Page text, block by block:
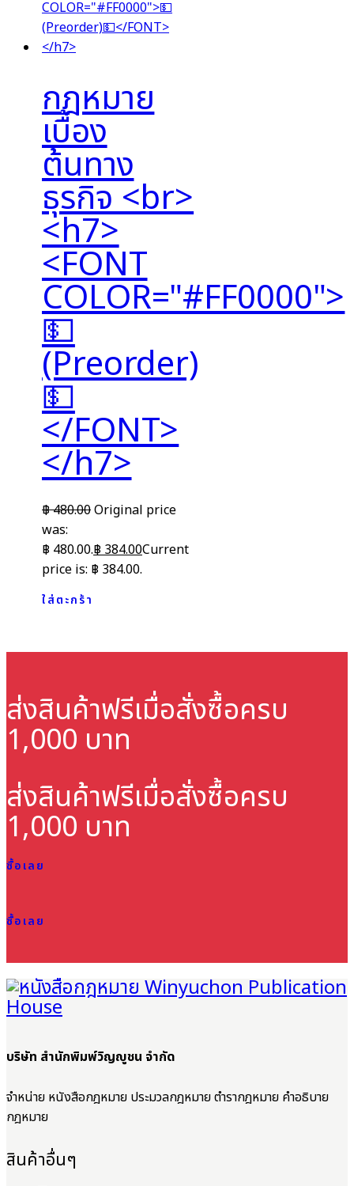
กฎหมาย
เบื้อง
ต้นทาง
ธุรกิจ <br>
<h7>
<FONT
COLOR="#FF0000">
💵
(Preorder)
💵
</FONT>
</h7>
฿480.00Original price
was:
฿ 480.00.฿ 384.00Current
price is: ฿ 384.00.
ใส่ตะกร้า
ส่งสินค้าฟรีเมื่อสั่งซื้อครบ
1,000 บาท
ส่งสินค้าฟรีเมื่อสั่งซื้อครบ
1,000 บาท
ซื้อเลย
ซื้อเลย
บริษัท สำนักพิมพ์วิญญูชน จำกัด
จำหน่าย หนังสือกฎหมาย ประมวลกฎหมาย ตำรากฎหมาย คำอธิบาย
กฎหมาย
สินค้าอื่นๆ